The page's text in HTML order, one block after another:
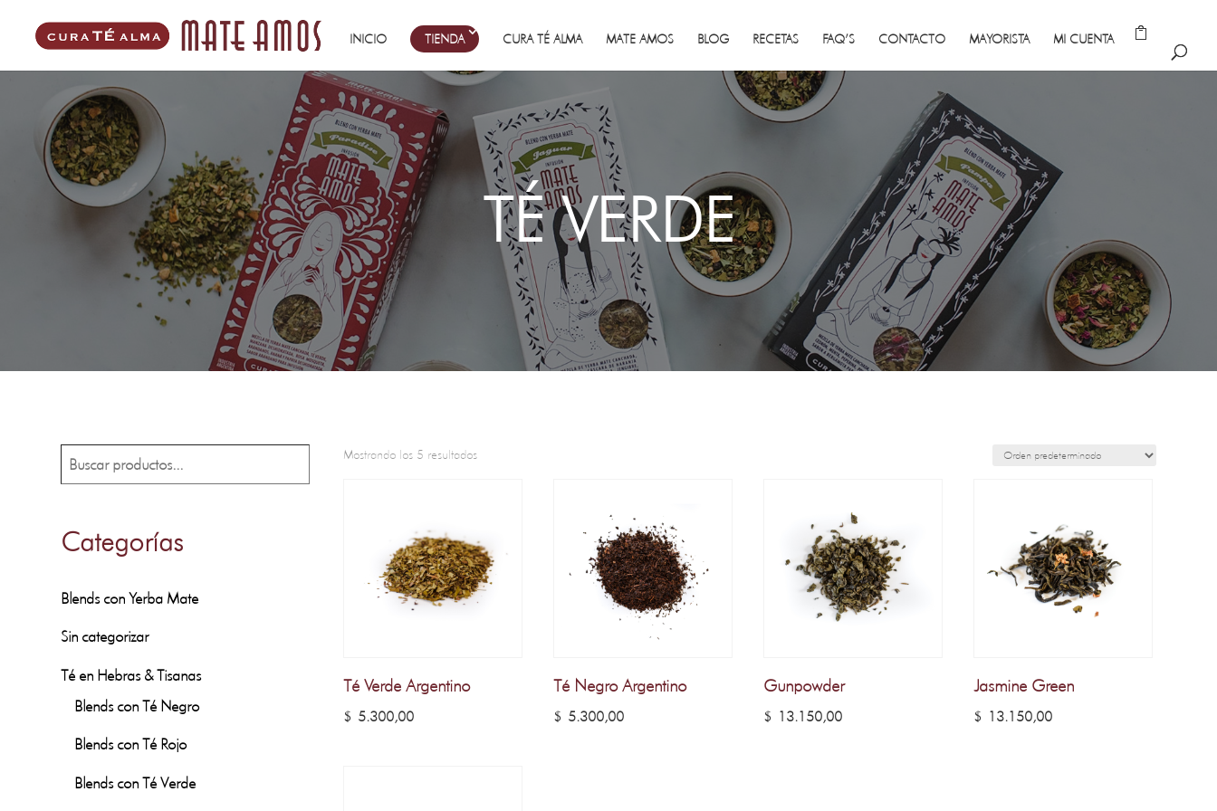
INICIO TIENDA CURA TÉ ALMA MATE AMOS BLOG RECETAS FAQ’S CONTACTO MAYORISTA MI CUENTA
TÉ VERDE
Buscar
Categorías
Blends con Yerba Mate
Sin categorizar
Té en Hebras & Tisanas
Blends con Té Negro
Blends con Té Rojo
Blends con Té Verde
Mostrando los 5 resultados
Té Verde Argentino
$5.300,00
Té Negro Argentino
$5.300,00
Gunpowder
$13.150,00
Jasmine Green
$ 13.150,00